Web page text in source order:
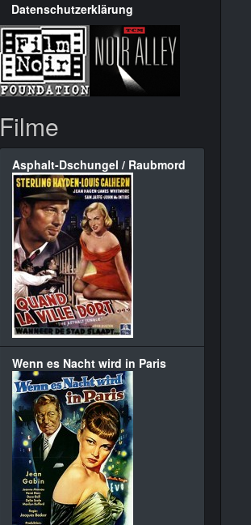
Datenschutzerklärung
Filme
Asphalt-Dschungel / Raubmord
Wenn es Nacht wird in Paris